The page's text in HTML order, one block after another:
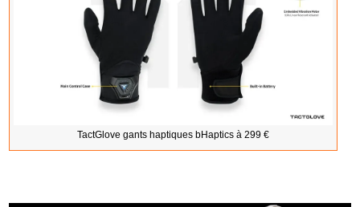
TactGlove gants haptiques bHaptics à 299 €